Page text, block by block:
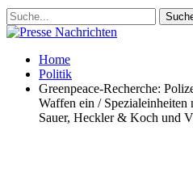
Home
Politik
Greenpeace-Recherche:
Waffen ein / Spezialeinheiten
Sauer, Heckler & Koch und